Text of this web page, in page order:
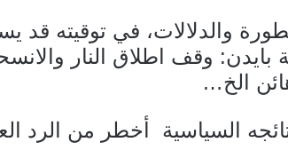
٤ البالغ الخطورة والدلالات، في
بايدن: وقف اطلاق النار
الخ…
السياسية أخطر من الرد